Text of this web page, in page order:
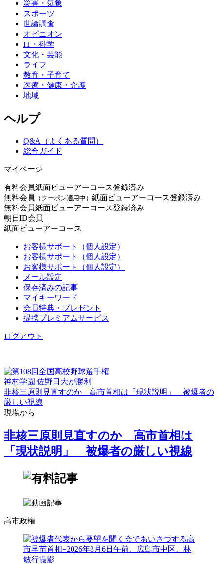
災害・気象
スポーツ
世論調査
オピニオン
IT・科学
文化・芸能
ライフ
教育・子育て
医療・健康・介護
地域
ヘルプ
Q&A（よくある質問）
総合ガイド
マイページ
有料会員紙面ビューアーコース登録済み
無料会員
（クーポン適用中） 紙面ビューアーコース登録済み
無料会員紙面ビューアーコース登録済み
朝日ID会員
紙面ビューアーコース
お客様サポート（個人設定）
お客様サポート（個人設定）
お客様サポート（個人設定）
メール設定
保存済みの記事
マイキーワード
会員特典・プレゼント
提携プレミアムサービス
ログアウト
神村学園 佐野日大が勝利
非核三原則見直すのか 高市首相は「現状説明」 被爆者の
厳しい視線
現場から
非核三原則見直すのか 高市首相は
「現状説明」 被爆者の厳しい視線
高市政権